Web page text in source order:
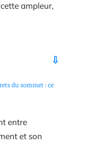
ampleur,
du sommet : ce
entre
et son